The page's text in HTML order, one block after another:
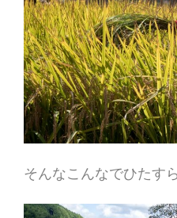
そんなこんなでひたす